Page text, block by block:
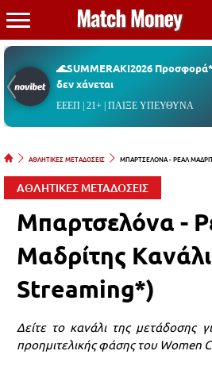
🌊SUMMERAKI2026
δεν χάνεται
ΕΕΕΠ | 21+ | ΠΑΙΞΕ ΥΠΕΥΘΥΝΑ
ΑΘΛΗΤΙΚΕΣ ΜΕΤΑΔΟΣΕΙΣ ΜΠΑΡΤΣΕΛΟΝΑ - ΡΕΑΛ
ΑΘΛΗΤΙΚΕΣ ΜΕΤΑΔΟΣΕΙΣ
Μπαρτσελόνα -
Μαδρίτης
Streaming*)
Δείτε το κανάλι της μετάδοσης
προημιτελικής φάσης του Women